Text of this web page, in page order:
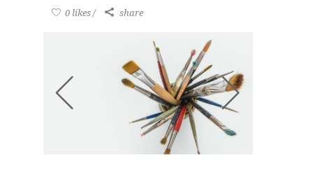
0 likes share